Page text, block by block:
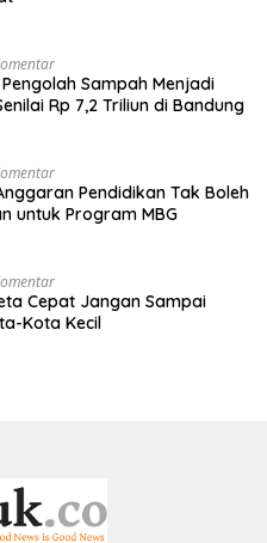
Pengolah Sampah Menjadi
Rp 7,2 Triliun di Bandung
Pendidikan Tak Boleh
untuk Program MBG
Cepat Jangan Sampai
Kota Kecil